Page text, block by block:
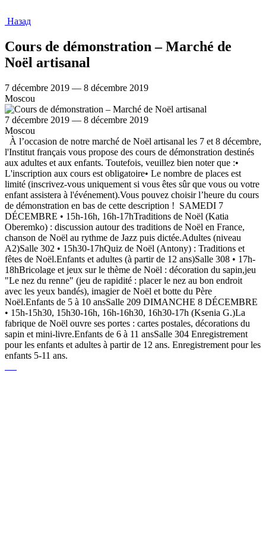
Назад
Cours de démonstration – Marché de
Noël artisanal
7 décembre 2019 — 8 décembre 2019
Moscou
7 décembre 2019 — 8 décembre 2019
Moscou
À l’occasion de notre marché de Noël artisanal les 7 et 8 décembre,
l'Institut français vous propose des cours de démonstration destinés
aux adultes et aux enfants. Toutefois, veuillez bien noter que :•
L'inscription aux cours est obligatoire• Le nombre de places est
limité (inscrivez-vous uniquement si vous êtes sûr que vous ou votre
enfant assistera à l'événement).Vous pouvez choisir l’heure du cours
de démonstration en bas de cette description ! SAMEDI 7
DÉCEMBRE • 15h-16h, 16h-17hTraditions de Noël (Katia
Oberemko) : discussion autour des traditions de Noël en France,
chanson de Noël au rythme de Jazz puis dictée.Adultes (niveau
A2)Salle 302 • 15h30-17hQuiz de Noël (Antony) : Traditions et
fêtes de Noël.Enfants et adultes (à partir de 12 ans)Salle 308 • 17h-
18hBricolage et jeux sur le thème de Noël : décoration du sapin,jeu
"Le nez du renne" (jeu de rapidité : placer le nez au bon endroit
avec les yeux bandés), imagier de Noël et botte du Père
Noël.Enfants de 5 à 10 ansSalle 209 DIMANCHE 8 DÉCEMBRE
• 15h-15h30, 15h30-16h, 16h-16h30, 16h30-17h (Ksenia G.)La
fabrique de Noël ouvre ses portes : cartes postales, décorations du
sapin et mini-livre.Enfants de 6 à 11 ansSalle 304 Enregistrement
pour les enfants et adultes à partir de 12 ans. Enregistrement pour les
enfants 5-11 ans.